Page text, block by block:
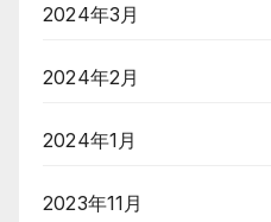
2024年3月
2024年2月
2024年1月
2023年11月